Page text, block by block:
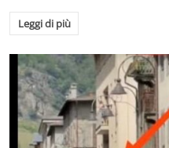
Leggi di più